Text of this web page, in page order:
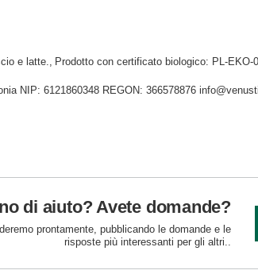
e latte. Prodotto con certificato biologico: PL-EKO-
NIP: 6121860348 REGON: 366578876
di aiuto? Avete domande?
prontamente, pubblicando le domande e le
risposte più interessanti per gli altri..